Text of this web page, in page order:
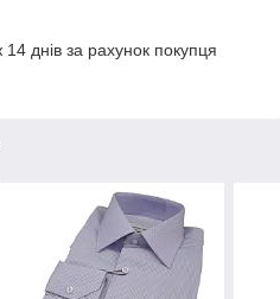
днів за рахунок покупця